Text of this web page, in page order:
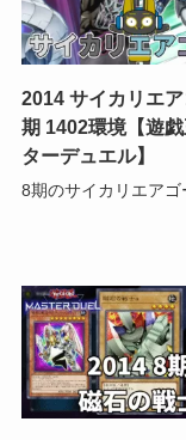
2014 サイカリエ
期 1402環境【遊
ターデュエル】
8期のサイカリエアゴ